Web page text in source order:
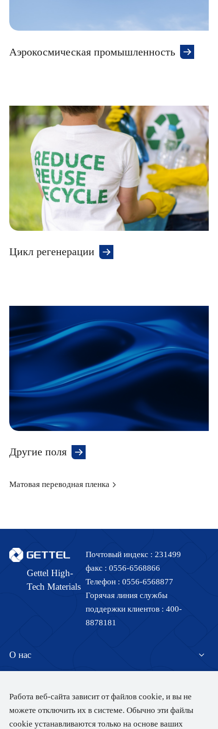
Аэрокосмическая промышленность
Цикл регенерации
Другие поля
Матовая переводная пленка
Работа веб-сайта зависит от файлов cookie, и вы не
можете отключить их в системе. Обычно эти файлы
cookie устанавливаются только на основе ваших
Gettel High-
Tech Materials
Почтовый индекс : 231499
факс : 0556-6568866
Телефон : 0556-6568877
Горячая линия службы
поддержки клиентов : 400-
8878181
О нас
Технические возможности
Серия глянцевых пленок
Область применения